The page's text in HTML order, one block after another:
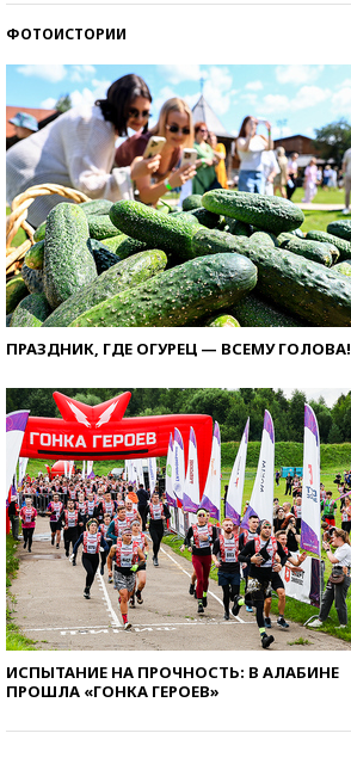
ФОТОИСТОРИИ
ПРАЗДНИК, ГДЕ ОГУРЕЦ — ВСЕМУ ГОЛОВА!
ИСПЫТАНИЕ НА ПРОЧНОСТЬ: В АЛАБИНЕ
ПРОШЛА «ГОНКА ГЕРОЕВ»